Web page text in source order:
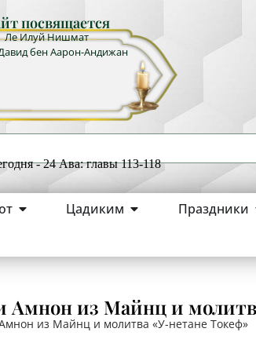
посвящается
Ле Илуй Нишмат
бен Аарон-Андижан
- 24 Ава: главы 113-118
Цадиким Праздники
Амнон из Майнц и
из Майнц и молитва «У-нетане Токеф»